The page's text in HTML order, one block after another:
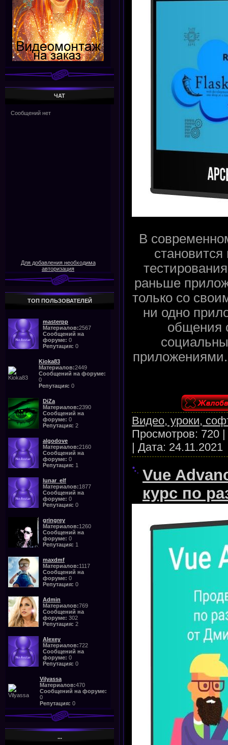
ЧАТ
Для добавления необходима
авторизация
ТОП ПОЛЬЗОВАТЕЛЕЙ
masterpp
Материалов:2567
Сообщений на
форуме: 0
Репутация: 0
Kioka83
Материалов:2449
Сообщений на форуме:
0
Репутация: 0
DiZa
Материалов:2390
Сообщений на
форуме: 0
Репутация: 2
algodove
Материалов:2160
Сообщений на
форуме: 0
Репутация: 1
lunar_elf
Материалов:1877
Сообщений на
форуме: 0
Репутация: 0
gringrey
Материалов:1260
Сообщений на
форуме: 0
Репутация: 1
maxdmf
Материалов:1117
Сообщений на
форуме: 0
Репутация: 0
Admin
Материалов:769
Сообщений на
форуме: 302
Репутация: 2
Alexey
Материалов:722
Сообщений на
форуме: 0
Репутация: 0
Vilyassa
Материалов:470
Сообщений на форуме:
0
Репутация: 0
...
В
раньше
только со
ни одно
общения
Видео, уроки,
Просмотров: 720
Дата: 24.11.2021
Vue
курс по